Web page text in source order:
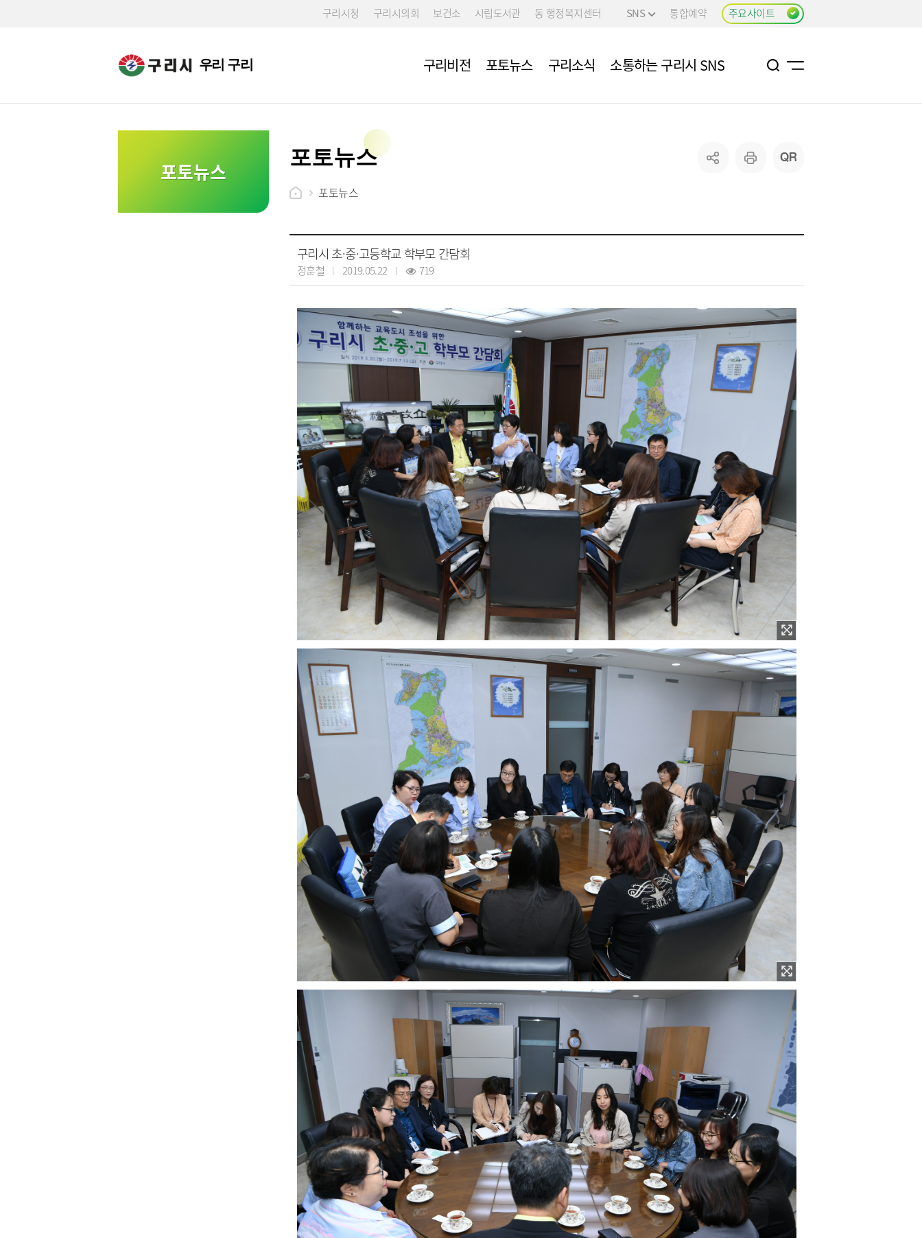
구리시청 구리시의회 보건소 시립도서관 동 행정복지센터 SNS 통합예약 주요사이트
우리 구리 구리비전 포토뉴스 구리소식 소통하는 구리시 SNS
포토뉴스
포토뉴스
포토뉴스
구리시 초·중·고등학교 학부모 간담회
정훈철 2019.05.22 719